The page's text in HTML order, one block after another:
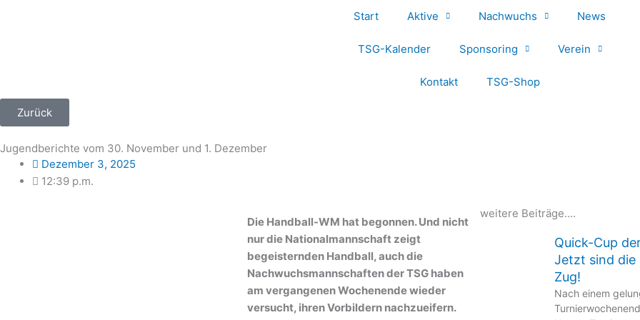
Start Aktive Nachwuchs News
TSG-Kalender Sponsoring Verein
Kontakt TSG-Shop
Zurück
Jugendberichte vom 30. November und 1. Dezember
Dezember 3, 2025
12:39 p.m.
Die Handball-WM hat begonnen. Und nicht
nur die Nationalmannschaft zeigt
begeisternden Handball, auch die
Nachwuchsmannschaften der TSG haben
am vergangenen Wochenende wieder
versucht, ihren Vorbildern nachzueifern.
weitere Beiträge....
Quick-Cup
Jetzt sind die
Zug!
Nach einem